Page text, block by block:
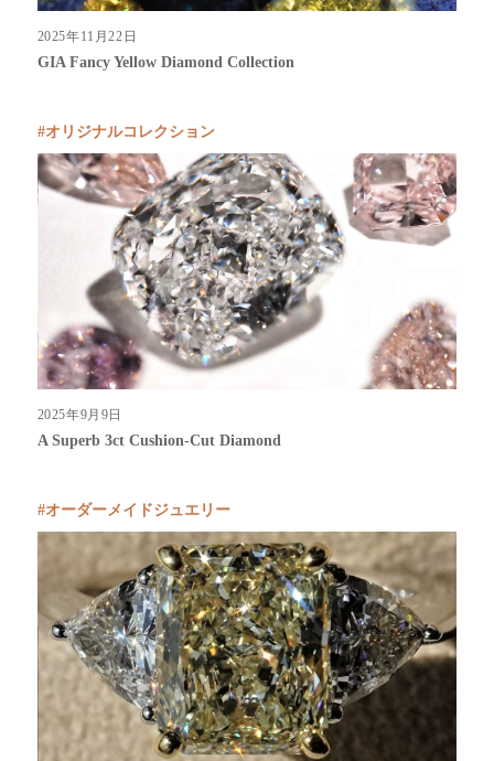
2025年11月22日
GIA Fancy Yellow Diamond Collection
オリジナルコレクション
2025年9月9日
A Superb 3ct Cushion-Cut Diamond
オーダーメイドジュエリー